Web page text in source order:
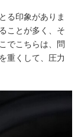
る印象がありま
ことが多く、そ
でこちらは、問
重くして、圧力